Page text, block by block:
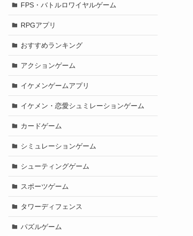
FPS・バトルロワイヤルゲーム
RPGアプリ
おすすめランキング
アクションゲーム
イケメンゲームアプリ
イケメン・恋愛シュミレーションゲーム
カードゲーム
シミュレーションゲーム
シューティングゲーム
スポーツゲーム
タワーディフェンス
パズルゲーム